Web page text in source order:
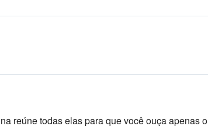
reúne todas elas para que você ouça apenas o